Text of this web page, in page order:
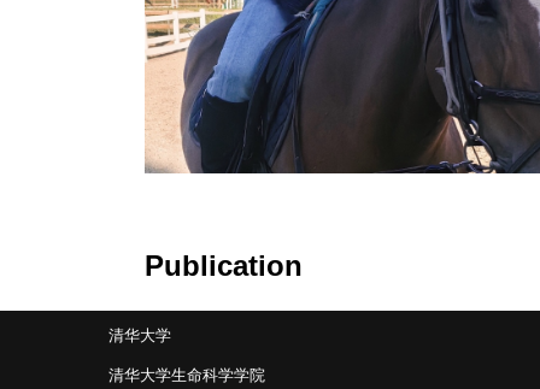
Publication
清华大学
清华大学生命科学学院